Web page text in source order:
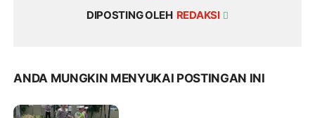
DIPOSTING OLEH REDAKSI
ANDA MUNGKIN MENYUKAI POSTINGAN INI